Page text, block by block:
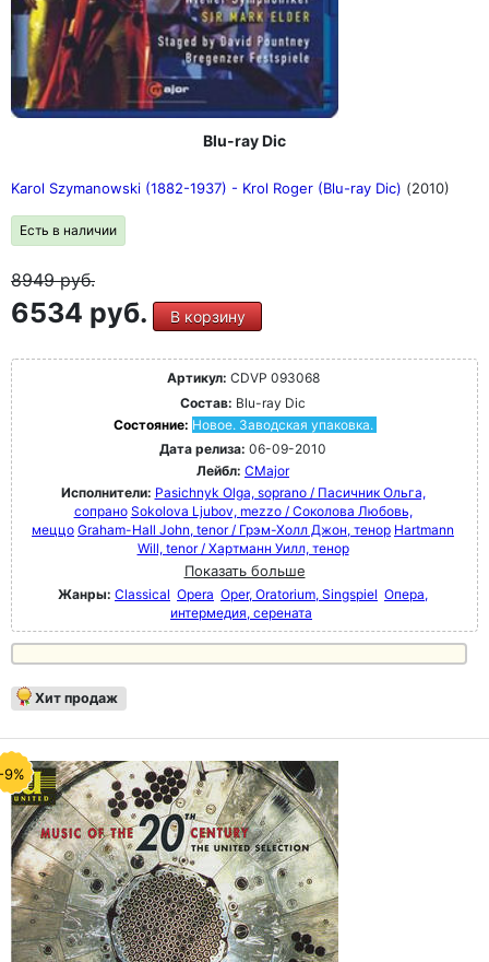
Blu-ray Dic
Karol Szymanowski (1882-1937) - Krol Roger (Blu-ray Dic) (2010)
Есть в наличии
8949руб.
6534 руб. В корзину
Артикул: CDVP 093068
Состав: Blu-ray Dic
Состояние: Новое. Заводская упаковка.
Дата релиза: 06-09-2010
Лейбл: CMajor
Исполнители: Pasichnyk Olga, soprano / Пасичник Ольга,
сопрано Sokolova Ljubov, mezzo / Соколова Любовь,
меццо Graham-Hall John, tenor / Грэм-Холл Джон, тенор Hartmann
Will, tenor / Хартманн Уилл, тенор
Показать больше
Жанры: Classical Opera Oper, Oratorium, Singspiel Опера,
интермедия, серената
Хит продаж
9%